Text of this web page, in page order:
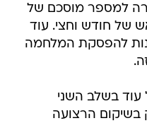
למספר מוסכם של
של חודש וחצי. עוד
להפסקת המלחמה
בשלב השני
בשיקום הרצועה